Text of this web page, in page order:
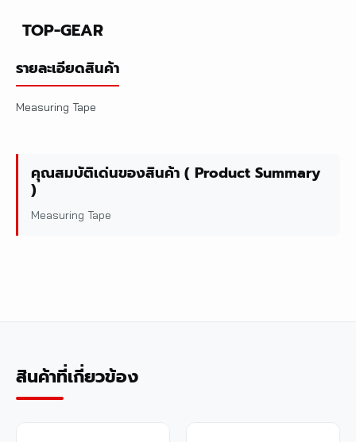
TOP-GEAR
รายละเอียดสินค้า
Measuring Tape
คุณสมบัติเด่นของสินค้า ( Product Summary
)
Measuring Tape
สินค้าที่เกี่ยวข้อง